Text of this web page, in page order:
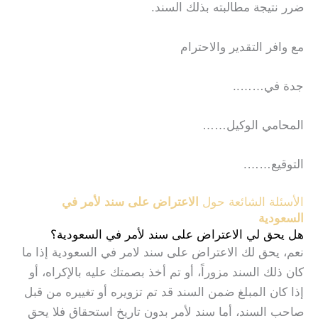
ضرر نتيجة مطالبته بذلك السند.
مع وافر التقدير والاحترام
جدة في……..
المحامي الوكيل……
التوقيع…….
الأسئلة الشائعة حول
الاعتراض على سند لأمر في
السعودية
هل يحق لي الاعتراض على سند لأمر في السعودية؟
نعم، يحق لك الاعتراض على سند لامر في السعودية إذا ما
كان ذلك السند مزوراً، أو تم أخذ بصمتك عليه بالإكراه، أو
إذا كان المبلغ ضمن السند قد تم تزويره أو تغييره من قبل
صاحب السند، أما سند لأمر بدون تاريخ استحقاق فلا يحق